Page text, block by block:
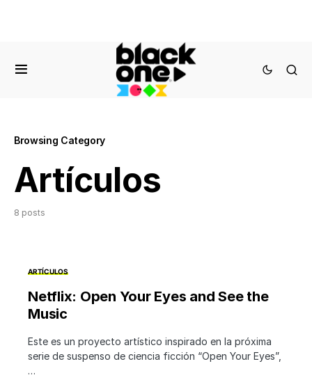
Browsing Category
Artículos
8 posts
ARTÍCULOS
Netflix: Open Your Eyes and See the
Music
Este es un proyecto artístico inspirado en la próxima
serie de suspenso de ciencia ficción “Open Your Eyes”,
…